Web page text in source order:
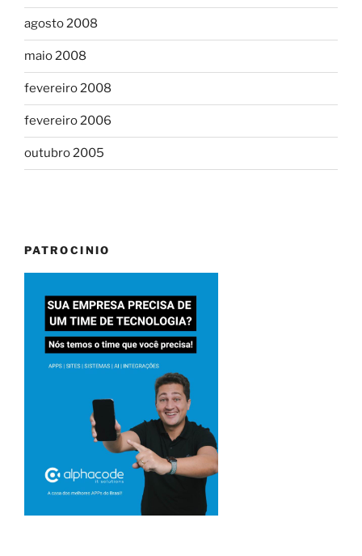
agosto 2008
maio 2008
fevereiro 2008
fevereiro 2006
outubro 2005
PATROCINIO